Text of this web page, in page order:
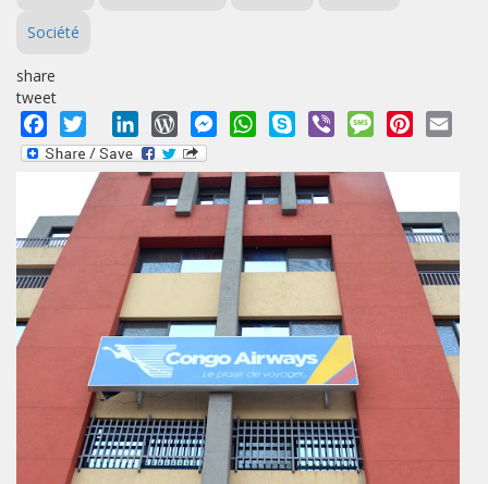
Société
share
tweet
Facebook
Twitter LinkedInWordPressMessengerWhatsApp
Skype Viber MessagePinterest